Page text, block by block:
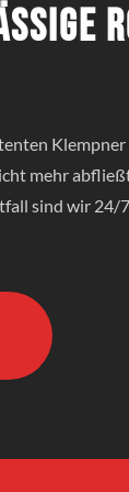
mehr
sind wir 24/